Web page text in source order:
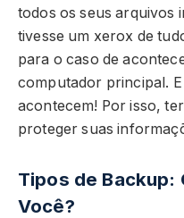
todos os seus arquivos
tivesse um xerox de
para o caso de
computador principal.
acontecem! Por isso,
proteger suas
Tipos de Backup:
Você?